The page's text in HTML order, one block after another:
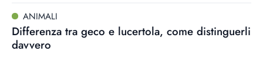
ANIMALI
Differenza tra geco e lucertola, come distinguerli
davvero